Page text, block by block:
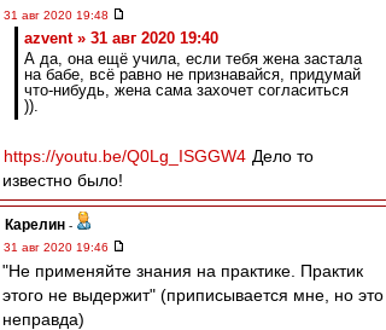
31 авг 2020 19:48
azvent » 31 авг 2020 19:40
А да, она ещё учила, если тебя жена застала
на бабе, всё равно не признавайся, придумай
что-нибудь, жена сама захочет согласиться
)).
https://youtu.be/Q0Lg_ISGGW4 Дело то
известно было!
Карелин -
31 авг 2020 19:46
"Не применяйте знания на практике. Практик
этого не выдержит" (приписывается мне, но это
неправда)